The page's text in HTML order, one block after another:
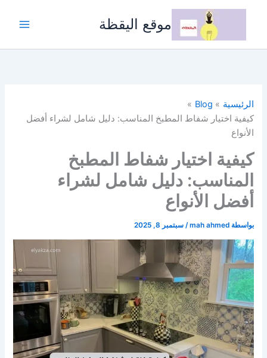
تخطي
موقع اليقظة
الرئيسية
Blog
كيفية اختيار شفاط المطبخ المناسب: دليل شامل لشراء أفضل
الأنواع
كيفية اختيار شفاط المطبخ
المناسب: دليل شامل لشراء
أفضل الأنواع
بواسطة mah ahmed
/سبتمبر 8, 2025